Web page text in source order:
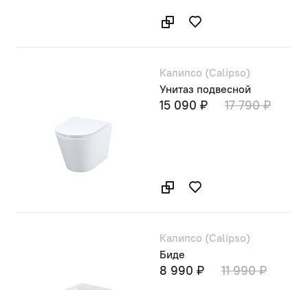
Калипсо (Calipso)
Унитаз подвесной
15 090 ₽ 17 790 ₽
Калипсо (Calipso)
Биде
8 990 ₽ 11 990 ₽